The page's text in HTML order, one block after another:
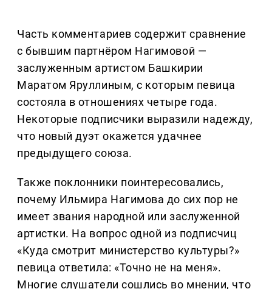
Часть комментариев содержит сравнение
с бывшим партнёром Нагимовой —
заслуженным артистом Башкирии
Маратом Яруллиным, с которым певица
состояла в отношениях четыре года.
Некоторые подписчики выразили надежду,
что новый дуэт окажется удачнее
предыдущего союза.
Также поклонники поинтересовались,
почему Ильмира Нагимова до сих пор не
имеет звания народной или заслуженной
артистки. На вопрос одной из подписчиц
«Куда смотрит министерство культуры?»
певица ответила: «Точно не на меня».
Многие слушатели сошлись во мнении, что